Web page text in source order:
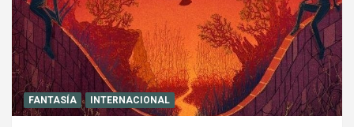
FANTASÍA INTERNACIONAL